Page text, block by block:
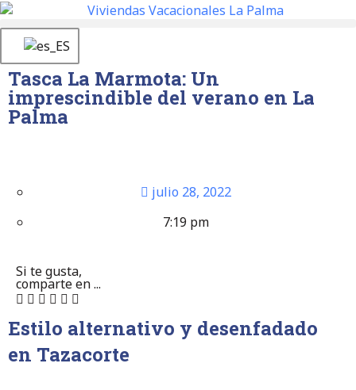
Tasca La Marmota: Un
imprescindible del verano en La
Palma
julio 28, 2022
7:19 pm
Si te gusta,
comparte en ...
Estilo alternativo y desenfadado
en Tazacorte